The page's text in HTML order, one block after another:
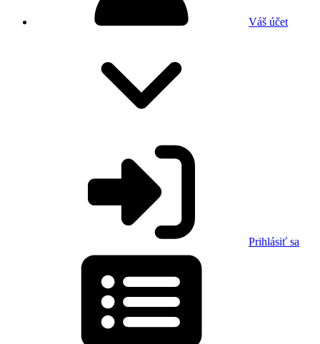
Váš účet
Prihlásiť sa